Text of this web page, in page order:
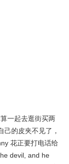
一起去逛街买两
的皮夹不见了，
花正要打电话给
devil, and he